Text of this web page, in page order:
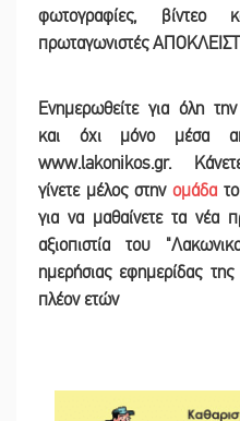
φωτογραφίες,
πρωταγωνιστές
Ενημερωθείτε για όλη
και όχι μόνο μέσα
www.lakonikos.gr.
γίνετε μέλος στην ομάδα
για να μαθαίνετε τα νέα
αξιοπιστία του
ημερήσιας εφημερίδας
πλέον ετών